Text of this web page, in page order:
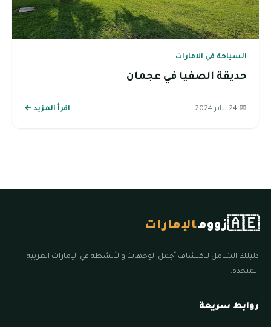
السياحة في الامارات
حديقة الصفيا في عجمان
📅 24 يناير 2024 اقرأ المزيد ←
🇦🇪زوومالإمارات
دليلك الشامل لاكتشاف أجمل الوجهات والأنشطة في الإمارات العربية
المتحدة.
روابط سريعة